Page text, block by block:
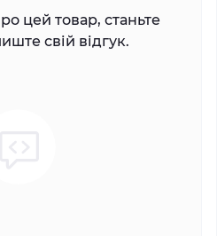
цей товар, станьте
свій відгук.